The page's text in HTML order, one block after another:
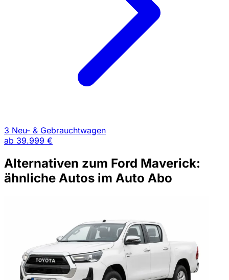
3 Neu- & Gebrauchtwagen
ab 39.999 €
Alternativen zum Ford Maverick:
ähnliche Autos im Auto Abo